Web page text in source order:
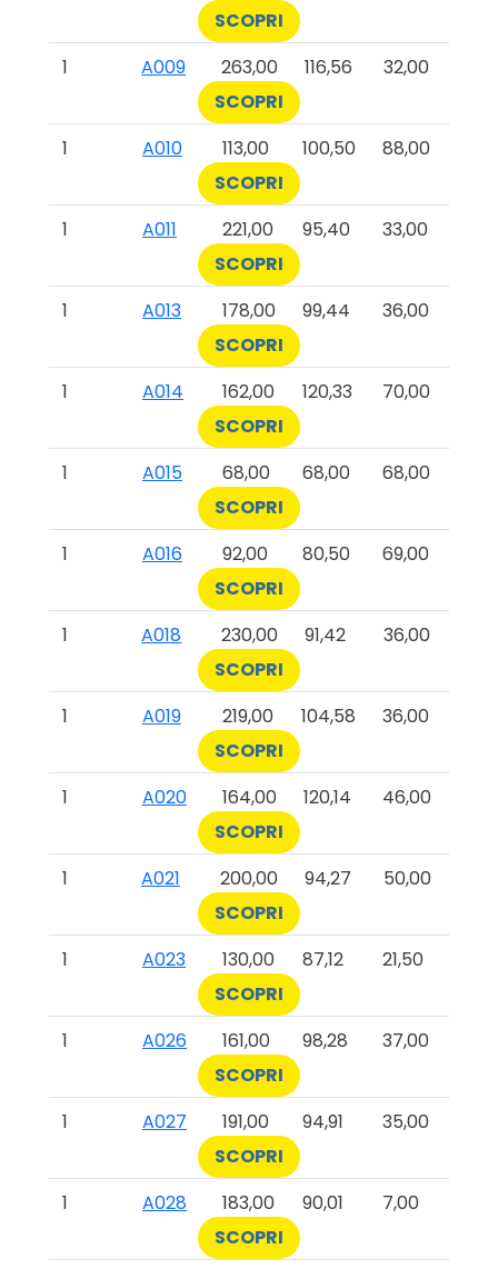
SCOPRI
1
A009 263,00 116,56
32,00
SCOPRI
1
A010 113,00 100,50
88,00
SCOPRI
1
A011 221,00 95,40
33,00
SCOPRI
1
A013 178,00 99,44
36,00
SCOPRI
1
A014 162,00 120,33
70,00
SCOPRI
1
A015 68,00 68,00
68,00
SCOPRI
1
A016 92,00 80,50
69,00
SCOPRI
1
A018 230,00 91,42
36,00
SCOPRI
1
A019 219,00 104,58
36,00
SCOPRI
1
A020 164,00 120,14
46,00
SCOPRI
1
A021 200,00 94,27
50,00
SCOPRI
1
A023 130,00 87,12
21,50
SCOPRI
1
A026 161,00 98,28
37,00
SCOPRI
1
A027 191,00 94,91
35,00
SCOPRI
1
A028 183,00 90,01
7,00
SCOPRI